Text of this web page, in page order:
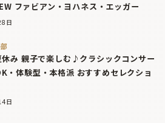
ファビアン・ヨハネス・エッガー
日
み 親子で楽しむ♪クラシックコンサー
・体験型・本格派 おすすめセレクショ
日